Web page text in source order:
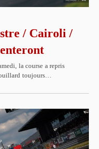
/ Cairoli /
la course a repris
toujours…